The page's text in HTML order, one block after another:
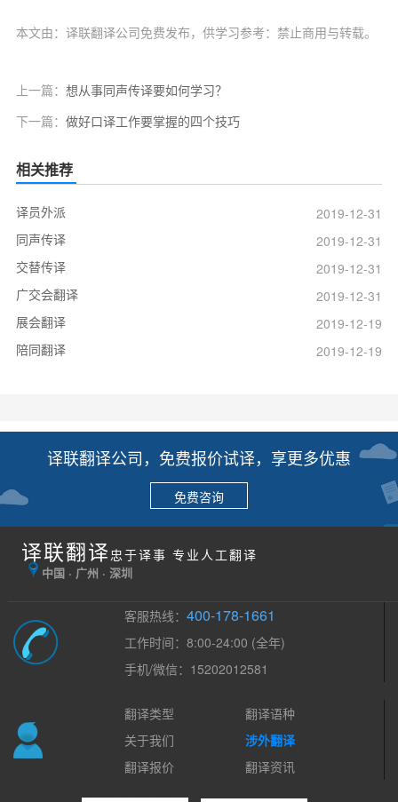
本文由：译联翻译公司免费发布，供学习参考：禁止商用与转载。
上一篇： 想从事同声传译要如何学习？
下一篇： 做好口译工作要掌握的四个技巧
相关推荐
译员外派
2019-12-31
同声传译
2019-12-31
交替传译
2019-12-31
广交会翻译
2019-12-31
展会翻译
2019-12-19
陪同翻译
2019-12-19
译联翻译公司，免费报价试译，享更多优惠
免费咨询
译联翻译 忠于译事 专业人工翻译
中国 · 广州 · 深圳
客服热线：400-178-1661
工作时间：8:00-24:00 (全年)
手机/微信：15202012581
翻译类型
翻译语种
关于我们
涉外翻译
翻译报价
翻译资讯